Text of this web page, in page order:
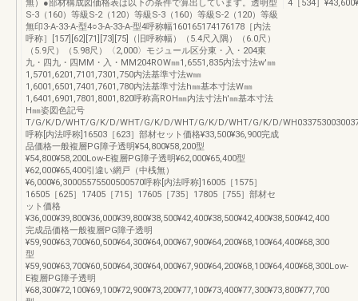
無）●部材構成図価格表は以下の条件で算出しています。透明型
S-3（160）等級S-2（120）等級S-3（160）等級S-2（120）等級
無印3-A-33-A-型4○3-A-33-A-型4呼称幅160165174176178［内法
呼称］[157][62][71][73][75]（旧呼称幅）（5.4尺入隅）（6.0尺）
（5.9尺）（5.98尺）〈2,000〉モジュール区分東・入・204東
九・四九・四MM・入・MM204ROW㎜1,6551,835内法寸法w'㎜
1,5701,6201,7101,7301,750内法基準寸法w㎜
1,6001,6501,7401,7601,780内法基準寸法h㎜基本寸法W㎜
1,6401,6901,7801,8001,820呼称高ROH㎜内法寸法h'㎜基本寸法
H㎜姿図色記号
T/G/K/D/WHT/G/K/D/WHT/G/K/D/WHT/G/K/D/WHT/G/K/D/
呼称[内法呼称]16503［623］部材セット価格¥33,500¥36,900完成
品価格一般複層PG障子透明¥54,800¥58,200型
¥54,800¥58,200Low-E複層PG障子透明¥62,000¥65,400型
¥62,000¥65,400引違い網戸（中桟無）
¥6,000¥6,30005575500500570呼称[内法呼称]16005［1575］
16505［625］17405［715］17605［735］17805［755］部材セ
ット価格
¥36,000¥39,800¥36,000¥39,800¥38,500¥42,400¥38,500¥42,400¥38,500¥42,400
完成品価格一般複層PG障子透明
¥59,900¥63,700¥60,500¥64,300¥64,000¥67,900¥64,200¥68,100¥64,400¥68,300
型
¥59,900¥63,700¥60,500¥64,300¥64,000¥67,900¥64,200¥68,100¥64,400¥68,300Low-
E複層PG障子透明
¥68,300¥72,100¥69,100¥72,900¥73,200¥77,100¥73,400¥77,300¥73,800¥77,700
4［534］